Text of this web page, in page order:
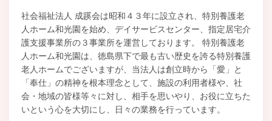
社会福祉法人 成蹊会は昭和４３年に設立され、特別養護老
人ホーム和光園を始め、デイサービスセンター、指定居宅介
護支援事業所の３事業所を運営しております。 特別養護老
人ホーム和光園は、徳島県下で最も古い歴史を誇る特別養護
老人ホームでございますが、当法人は創立時から「愛」と
「奉仕」の精神を根本理念として、施設の利用者様や、社
会・地域の皆様等々に対し、相手を思いやり、お役に立ちた
いという心を大切にし、日々の業務を行っています。